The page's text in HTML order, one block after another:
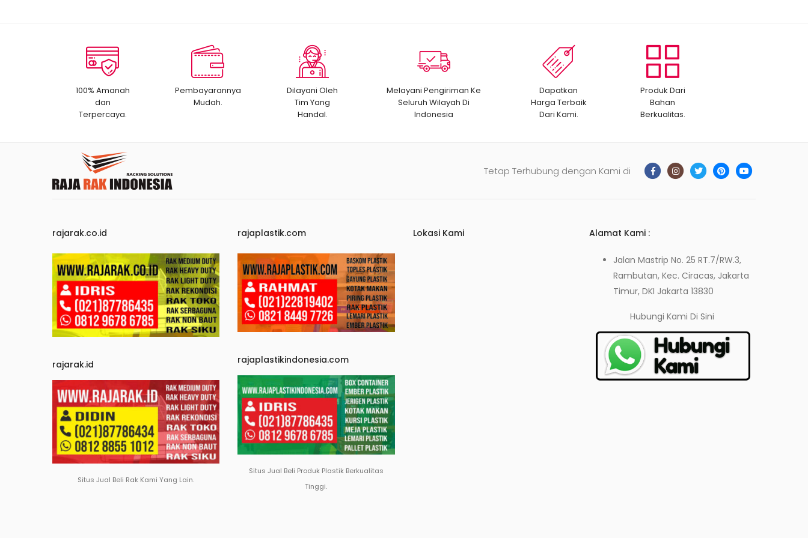
100% Amanah
dan
Terpercaya.
Pembayarannya
Mudah.
Dilayani Oleh
Tim Yang
Handal.
Melayani Pengiriman Ke
Seluruh Wilayah Di
Indonesia
Dapatkan
Harga Terbaik
Dari Kami.
Produk Dari
Bahan
Berkualitas.
Tetap Terhubung dengan Kami di
rajarak.co.id
rajarak.id
Situs Jual Beli Rak Kami Yang Lain.
rajaplastik.com
rajaplastikindonesia.com
Situs Jual Beli Produk Plastik Berkualitas
Tinggi.
Lokasi Kami Alamat Kami :
Jalan Mastrip No. 25 RT.7/RW.3,
Rambutan, Kec. Ciracas, Jakarta
Timur, DKI Jakarta 13830
Hubungi KamiDi Sini